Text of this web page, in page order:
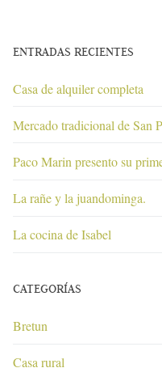
ENTRADAS RECIENTES
Casa de alquiler completa
Mercado tradicional de San
Paco Marin presento su
La rañe y la juandominga.
La cocina de Isabel
CATEGORÍAS
Bretun
Casa rural